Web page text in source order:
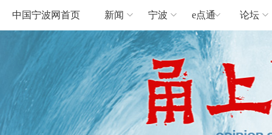
中国宁波网首页 新闻 宁波 e点通 论坛